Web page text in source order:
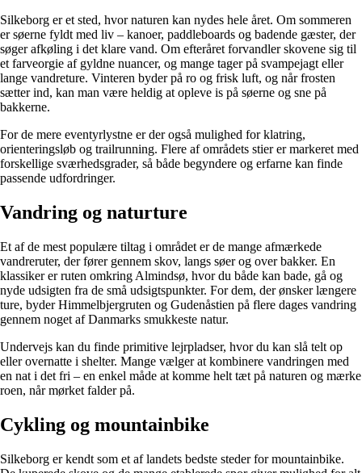
Silkeborg er et sted, hvor naturen kan nydes hele året. Om sommeren
er søerne fyldt med liv – kanoer, paddleboards og badende gæster, der
søger afkøling i det klare vand. Om efteråret forvandler skovene sig til
et farveorgie af gyldne nuancer, og mange tager på svampejagt eller
lange vandreture. Vinteren byder på ro og frisk luft, og når frosten
sætter ind, kan man være heldig at opleve is på søerne og sne på
bakkerne.
For de mere eventyrlystne er der også mulighed for klatring,
orienteringsløb og trailrunning. Flere af områdets stier er markeret med
forskellige sværhedsgrader, så både begyndere og erfarne kan finde
passende udfordringer.
Vandring og naturture
Et af de mest populære tiltag i området er de mange afmærkede
vandreruter, der fører gennem skov, langs søer og over bakker. En
klassiker er ruten omkring Almindsø, hvor du både kan bade, gå og
nyde udsigten fra de små udsigtspunkter. For dem, der ønsker længere
ture, byder Himmelbjergruten og Gudenåstien på flere dages vandring
gennem noget af Danmarks smukkeste natur.
Undervejs kan du finde primitive lejrpladser, hvor du kan slå telt op
eller overnatte i shelter. Mange vælger at kombinere vandringen med
en nat i det fri – en enkel måde at komme helt tæt på naturen og mærke
roen, når mørket falder på.
Cykling og mountainbike
Silkeborg er kendt som et af landets bedste steder for mountainbike.